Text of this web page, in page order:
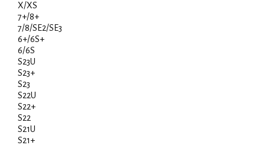
X/XS
7+/8+
7/8/SE2/SE3
6+/6S+
6/6S
S23U
S23+
S23
S22U
S22+
S22
S21U
S21+